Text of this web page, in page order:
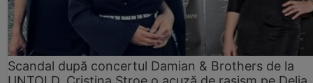
Scandal după concertul Damian & Brothers de la